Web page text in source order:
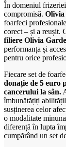
În domeniul
compromisă. Olivia
foarfeci
corect – și a reușit.
filiere Olivia
performanța și
pentru orice
Fiecare set de
donație de 5 euro
cancerului la sân.
îmbunătățiți
susținerea celor
o modalitate
diferență în lupta
cumpărând un set